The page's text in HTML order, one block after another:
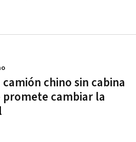
chino sin cabina
cambiar la